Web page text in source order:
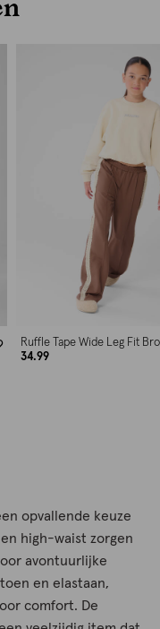
Ruffle Tape Wide Leg Fit
34.99
opvallende keuze
high-waist zorgen
avontuurlijke
en elastaan,
comfort. De